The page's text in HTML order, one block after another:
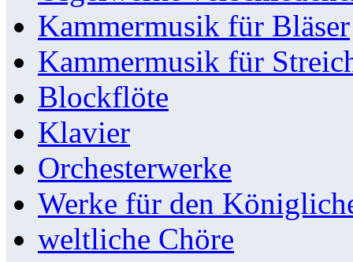
Kammermusik für Bläser
Kammermusik für
Blockflöte
Klavier
Orchesterwerke
Werke für den
weltliche Chöre